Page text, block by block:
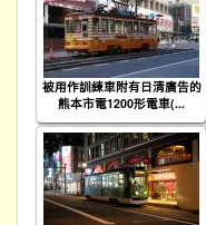
被用作訓練車附有日清廣告的
熊本市電1200形電車(...